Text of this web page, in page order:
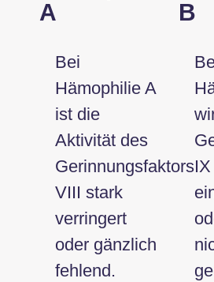
A
Bei
Hämophilie A
ist die
Aktivität des
Gerinnungsfaktors
VIII stark
verringert
oder gänzlich
fehlend.
B